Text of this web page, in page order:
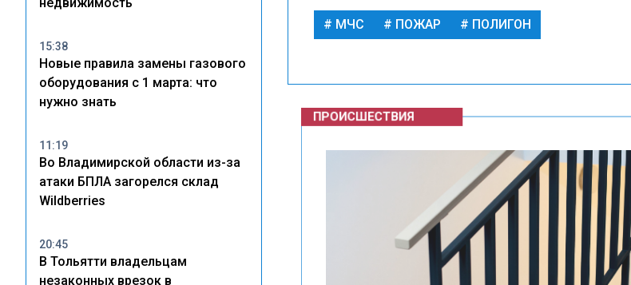
15:38
Новые правила замены газового
оборудования с 1 марта: что
нужно знать
11:19
Во Владимирской области из-за
атаки БПЛА загорелся склад
Wildberries
20:45
В Тольятти владельцам
незаконных врезок в
МЧС ПОЖАР ПОЛИГОН
ПРОИСШЕСТВИЯ